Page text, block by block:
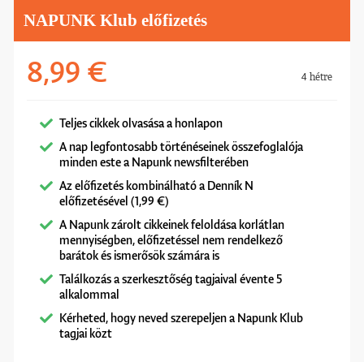
NAPUNK Klub előfizetés
8,99 € 4 hétre
Teljes cikkek olvasása a honlapon
A nap legfontosabb történéseinek összefoglalója
minden este a Napunk newsfilterében
Az előfizetés kombinálható a Denník N
előfizetésével (1,99 €)
A Napunk zárolt cikkeinek feloldása korlátlan
mennyiségben, előfizetéssel nem rendelkező
barátok és ismerősök számára is
Találkozás a szerkesztőség tagjaival évente 5
alkalommal
Kérheted, hogy neved szerepeljen a Napunk Klub
tagjai közt